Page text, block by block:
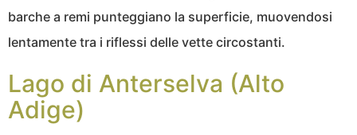
barche a remi punteggiano la superficie, muovendosi
lentamente tra i riflessi delle vette circostanti.
Lago di Anterselva (Alto
Adige)